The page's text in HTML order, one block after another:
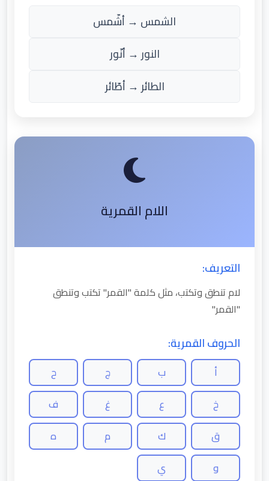
الشمس → أشّمس
النور → أنّور
الطائر → أطّائر
اللام القمرية
التعريف:
لام تنطق وتكتب، مثل كلمة "القمر" تكتب وتنطق
"القمر"
الحروف القمرية:
أ ب ج
ح
خ
ع غ
ف
ق
ك م
ه
و
ي